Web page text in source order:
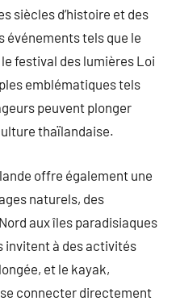
siècles d’histoire et des
événements tels que le
festival des lumières Loi
emblématiques tels
peuvent plonger
thaïlandaise.
offre également une
naturels, des
aux îles paradisiaques
invitent à des activités
et le kayak,
connecter directement